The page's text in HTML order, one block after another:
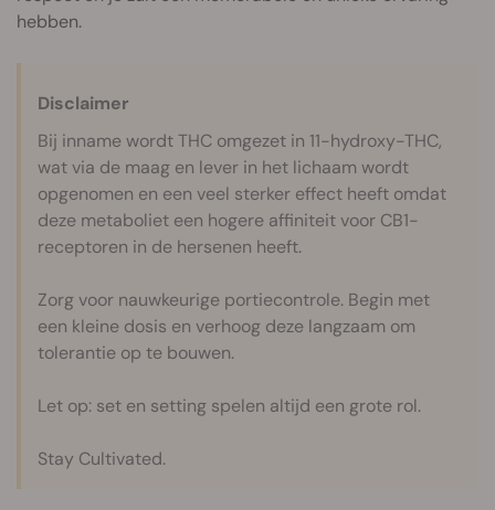
hebben.
Disclaimer
Bij inname wordt THC omgezet in 11-hydroxy-THC,
wat via de maag en lever in het lichaam wordt
opgenomen en een veel sterker effect heeft omdat
deze metaboliet een hogere affiniteit voor CB1-
receptoren in de hersenen heeft.
Zorg voor nauwkeurige portiecontrole. Begin met
een kleine dosis en verhoog deze langzaam om
tolerantie op te bouwen.
Let op: set en setting spelen altijd een grote rol.
Stay Cultivated.